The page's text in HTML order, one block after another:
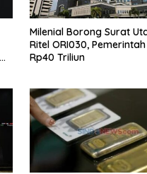
Milenial Borong Surat
Ritel ORI030,
Rp40 Triliun